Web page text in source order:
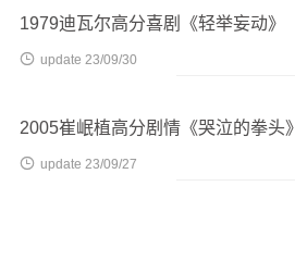
1979迪瓦尔高分喜剧《轻举妄动》
 update 23/09/30
2005崔岷植高分剧情《哭泣的拳头》
 update 23/09/27